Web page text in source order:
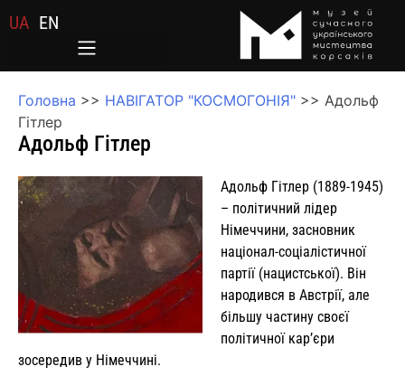
UA EN
Головна >> НАВІГАТОР "КОСМОГОНІЯ" >> Адольф
Гітлер
Адольф Гітлер
Адольф Гітлер (1889-1945)
– політичний лідер
Німеччини, засновник
націонал-соціалістичної
партії (нацистської). Він
народився в Австрії, але
більшу частину своєї
політичної кар’єри
зосередив у Німеччині.